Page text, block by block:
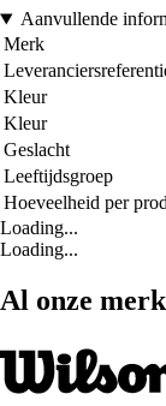
Aanvullende
Merk
Kleur
Kleur
Geslacht
Leeftijdsgroep
Hoeveelheid per
Loading...
Loading...
Al onze